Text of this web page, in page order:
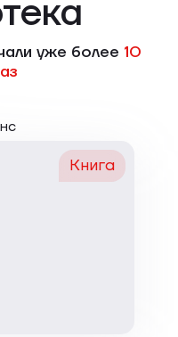
уже более 10
Книга